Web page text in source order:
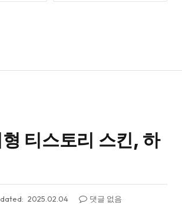
티스토리 스킨, 하
2025.02.04
댓글 없음